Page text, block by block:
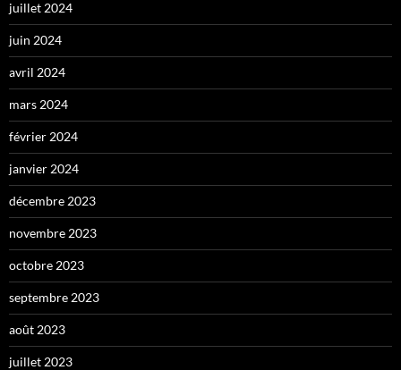
juillet 2024
juin 2024
avril 2024
mars 2024
février 2024
janvier 2024
décembre 2023
novembre 2023
octobre 2023
septembre 2023
août 2023
juillet 2023